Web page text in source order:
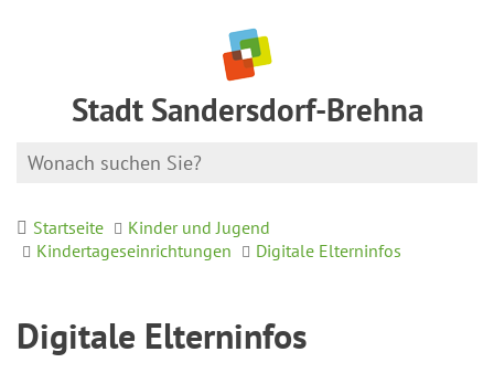
Stadt Sandersdorf-Brehna
Startseite
Kinder und Jugend
Kindertageseinrichtungen
Digitale Elterninfos
Digitale Elterninfos